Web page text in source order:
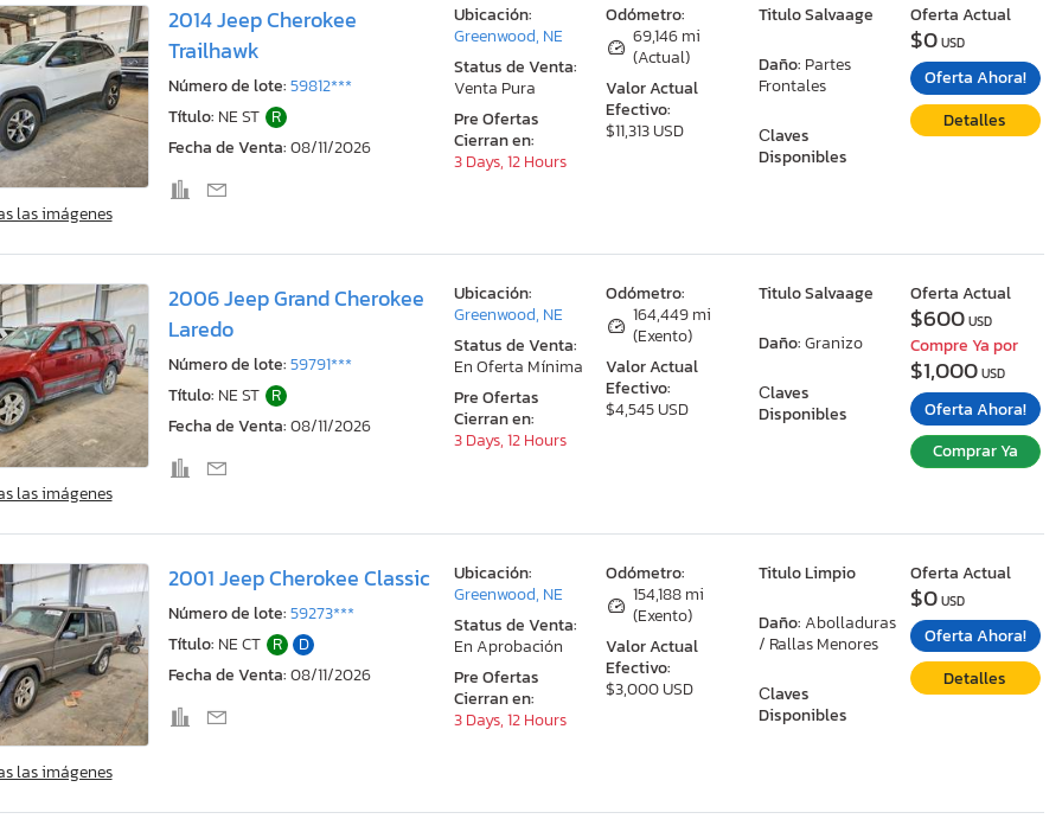
las imágenes
2014 Jeep Cherokee
Trailhawk
Número de lote:59812***
Título: NE ST R
Fecha de Venta:08/11/2026
Odómetro:
69,146 mi
(Actual)
Valor Actual
Efectivo:
$11,313 USD
Titulo Salvaage
Daño: Partes
Frontales
Сlaves
Disponibles
Ubicación:
Greenwood, NE
Status de Venta:
Venta Pura
Pre Ofertas
Cierran en:
3 Days, 12 Hours
Oferta Actual
$0USD
Oferta Ahora!
Detalles
las imágenes
2006 Jeep Grand Cherokee
Laredo
Número de lote:59791***
Título: NE ST R
Fecha de Venta:08/11/2026
Odómetro:
164,449 mi
(Exento)
Valor Actual
Efectivo:
$4,545 USD
Titulo Salvaage
Daño:Granizo
Сlaves
Disponibles
Ubicación:
Greenwood, NE
Status de Venta:
En Oferta Mínima
Pre Ofertas
Cierran en:
3 Days, 12 Hours
Oferta Actual
$600USD
Compre Ya por
$1,000USD
Oferta Ahora!
Comprar Ya
las imágenes
2001 Jeep Cherokee Classic
Número de lote:59273***
Título: NE CT R
D
Fecha de Venta:08/11/2026
Odómetro:
154,188 mi
(Exento)
Valor Actual
Efectivo:
$3,000 USD
Titulo Limpio
Daño: Abolladuras
/ Rallas Menores
Сlaves
Disponibles
Ubicación:
Greenwood, NE
Status de Venta:
En Aprobación
Pre Ofertas
Cierran en:
3 Days, 12 Hours
Oferta Actual
$0USD
Oferta Ahora!
Detalles